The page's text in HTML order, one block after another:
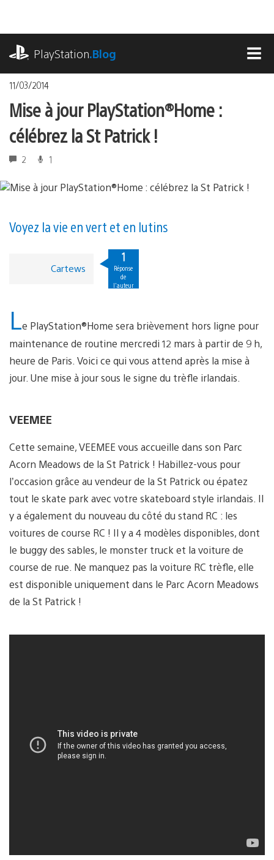
contenu
PlayStation.Blog
11/03/2014
Mise à jour PlayStation®Home :
célébrez la St Patrick !
2 1
Voyez la vie en vert et en lutins
Cartews
1
Réponse
de
l'auteur
Le PlayStation®Home sera brièvement hors ligne pour
maintenance de routine mercredi 12 mars à partir de 9 h,
heure de Paris. Voici ce qui vous attend après la mise à
jour. Une mise à jour sous le signe du trèfle irlandais.
VEEMEE
Cette semaine, VEEMEE vous accueille dans son Parc
Acorn Meadows de la St Patrick ! Habillez-vous pour
l’occasion grâce au vendeur de la St Patrick ou épatez
tout le skate park avec votre skateboard style irlandais. Il
y a également du nouveau du côté du stand RC : les
voitures de course RC ! Il y a 4 modèles disponibles, dont
le buggy des sables, le monster truck et la voiture de
course de rue. Ne manquez pas la voiture RC trèfle, elle
est disponible uniquement dans le Parc Acorn Meadows
de la St Patrick !